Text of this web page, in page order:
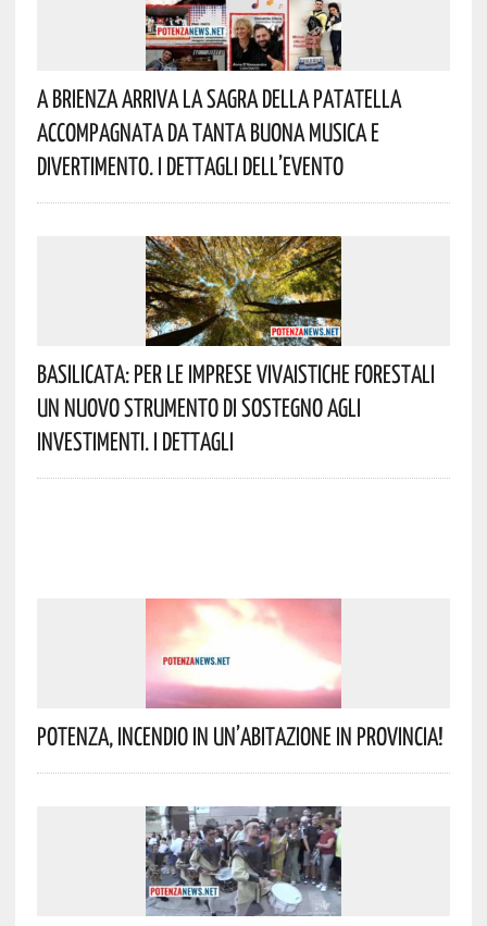
A Brienza Arriva La Sagra Della Patatella
Accompagnata Da Tanta Buona Musica E
Divertimento. I Dettagli Dell’evento
Basilicata: Per Le Imprese Vivaistiche Forestali
Un Nuovo Strumento Di Sostegno Agli
Investimenti. I Dettagli
Potenza, Incendio In Un’abitazione In Provincia!